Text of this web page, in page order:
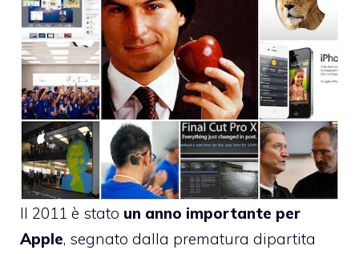
Il 2011 è stato un anno importante per
Apple, segnato dalla prematura dipartita